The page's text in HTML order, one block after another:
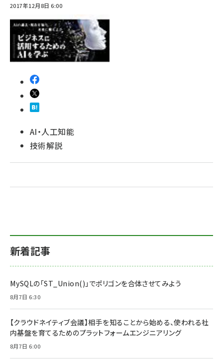
abc123 (1371)
ai crunch (1365)
2017年12月8日 6:00
AI・人工知能
技術解説
新着記事
MySQLの「ST_Union()」でポリゴンを合体させてみよう
8月7日 6:30
【クラウドネイティブ会議】相手を知ることから始める、使われる社
内基盤を育てるためのプラットフォームエンジニアリング
8月7日 6:00